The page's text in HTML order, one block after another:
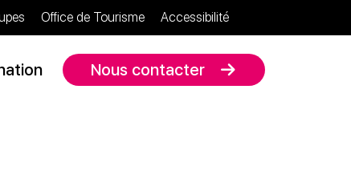
Office de Tourisme Accessibilité
Nous contacter